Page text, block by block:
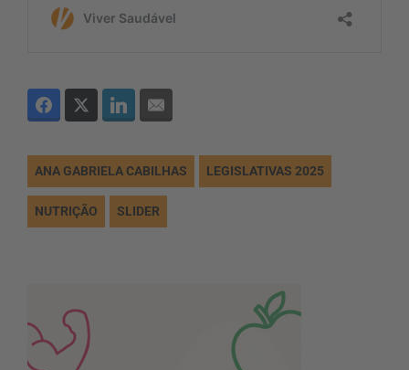
ANA GABRIELA CABILHAS LEGISLATIVAS 2025
NUTRIÇÃO SLIDER